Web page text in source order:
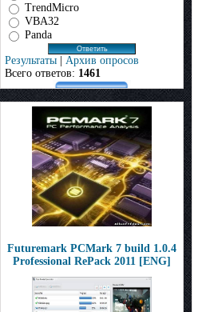
TrendMicro
VBA32
Panda
Результаты | Архив опросов
Всего ответов: 1461
Futuremark PCMark 7 build 1.0.4
Professional RePack 2011 [ENG]